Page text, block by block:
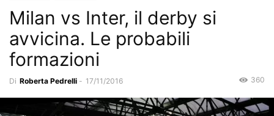
Milan vs Inter, il derby si
avvicina. Le probabili
formazioni
Di Roberta Pedrelli - 17/11/2016 360